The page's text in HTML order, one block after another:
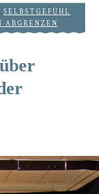
SELBSTGEFÜHL
ABGRENZEN